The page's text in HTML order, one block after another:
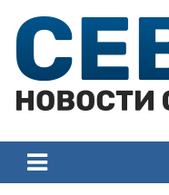
content
Севастополя
Севастополя